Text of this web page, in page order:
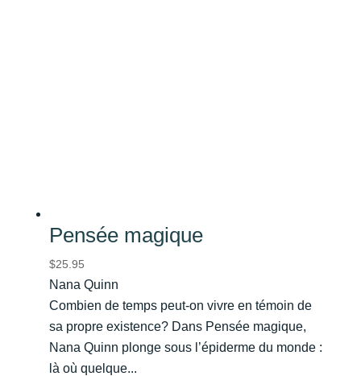
Pensée magique
$25.95
Nana Quinn
Combien de temps peut-on vivre en témoin de
sa propre existence? Dans Pensée magique,
Nana Quinn plonge sous l’épiderme du monde :
là où quelque...